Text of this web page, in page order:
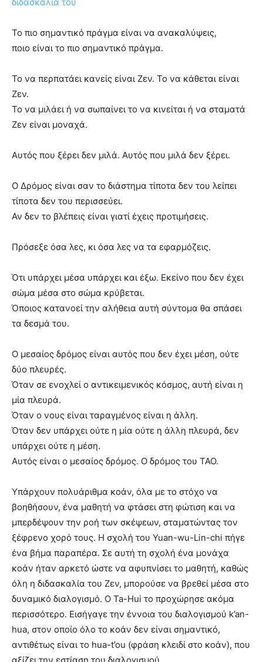
Το πιο σημαντικό πράγμα είναι να ανακαλύψεις,
ποιο είναι το πιο σημαντικό πράγμα.
Το να περπατάει κανείς είναι Ζεν. Το να κάθεται είναι
Ζεν.
Το να μιλάει ή να σωπαίνει το να κινείται ή να σταματά
Ζεν είναι μοναχά.
Αυτός που ξέρει δεν μιλά. Αυτός που μιλά δεν ξέρει.
Ο Δρόμος είναι σαν το διάστημα τίποτα δεν του λείπει
τίποτα δεν του περισσεύει.
Αν δεν το βλέπεις είναι γιατί έχεις προτιμήσεις.
Πρόσεξε όσα λες, κι όσα λες να τα εφαρμόζεις.
Ότι υπάρχει μέσα υπάρχει και έξω. Εκείνο που δεν έχει
σώμα μέσα στο σώμα κρύβεται.
Όποιος κατανοεί την αλήθεια αυτή σύντομα θα σπάσει
τα δεσμά του.
Ο μεσαίος δρόμος είναι αυτός που δεν έχει μέση, ούτε
δύο πλευρές.
Όταν σε ενοχλεί ο αντικειμενικός κόσμος, αυτή είναι η
μία πλευρά.
Όταν ο νους είναι ταραγμένος είναι η άλλη.
Όταν δεν υπάρχει ούτε η μία ούτε η άλλη πλευρά, δεν
υπάρχει ούτε η μέση.
Αυτός είναι ο μεσαίος δρόμος. Ο δρόμος του ΤΑΟ.
Υπάρχουν πολυάριθμα κοάν, όλα με το στόχο να
βοηθήσουν, ένα μαθητή να φτάσει στη φώτιση και να
μπερδέψουν την ροή των σκέψεων, σταματώντας τον
ξέφρενο χορό τους. Η σχολή του Yuan-wu-Lin-chi πήγε
ένα βήμα παραπέρα. Σε αυτή τη σχολή ένα μονάχα
κοάν ήταν αρκετό ώστε να αφυπνίσει το μαθητή, καθώς
όλη η διδασκαλία του Ζεν, μπορούσε να βρεθεί μέσα στο
δυναμικό διαλογισμό. Ο Ta-Hui το προχώρησε ακόμα
περισσότερο. Εισήγαγε την έννοια του διαλογισμού k’an-
hua, στον οποίο όλο το κοάν δεν είναι σημαντικό,
αντιθέτως είναι το hua-t’ou (φράση κλειδί στο κοάν), που